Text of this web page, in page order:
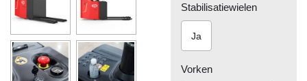
Stabilisatiewielen
Ja
Vorken